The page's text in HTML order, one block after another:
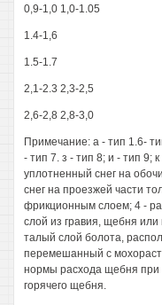
0,9-1,0 1,0-1.05
1.4-1,6
1.5-1.7
2,1-2.3 2,3-2,5
2,6-2,8 2,8-3,0
Примечание: а - тип 1.6-
- тип 7. з - тип 8; и - тип 9;
уплотненный снег на
снег на проезжей части
фрикционным слоем; 4 -
слой из гравия, щебня
талый слой болота,
перемешанный с
нормы расхода щебня при
горячего щебня.